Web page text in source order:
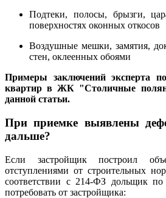
Подтеки, полосы, брызги,
поверхностях оконных откосов
Воздушные мешки, замятия,
стен, оклеенных обоями
Примеры заключений эксперта
квартир в ЖК "Столичные
данной статьи.
При приемке выявлены
дальше?
Если застройщик построил
отступлениями от строительных
соответствии с 214-ФЗ дольщик
потребовать от застройщика: